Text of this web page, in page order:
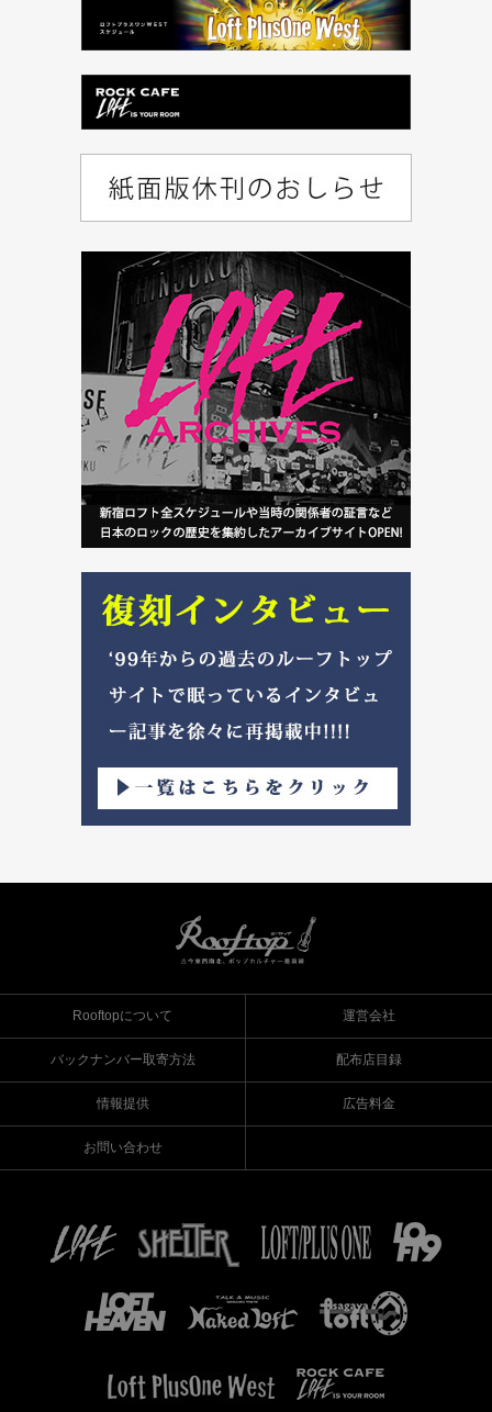
Rooftopについて 運営会社
バックナンバー取寄方法 配布店目録
情報提供 広告料金
お問い合わせ